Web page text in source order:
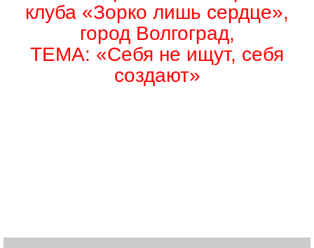
клуба «Зорко лишь сердце»,
город Волгоград,
ТЕМА: «Себя не ищут, себя
создают»